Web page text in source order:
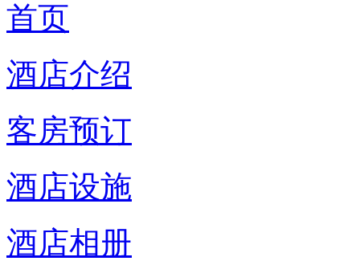
首页
酒店介绍
客房预订
酒店设施
酒店相册